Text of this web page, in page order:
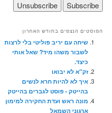
הפוסטים הנצפים בחודש האחרון
שיחה עם יריב פוליטי בלי לרצות
לשבור משהו מיד? שאל אותי
כיצד.
זק"א לא יבואו
איך לא להיות חרא לנשים
בהייטק - פוסט לגברים בהייטק
מונה ראש ועדת החקירה למימון
ארגוני השמאל